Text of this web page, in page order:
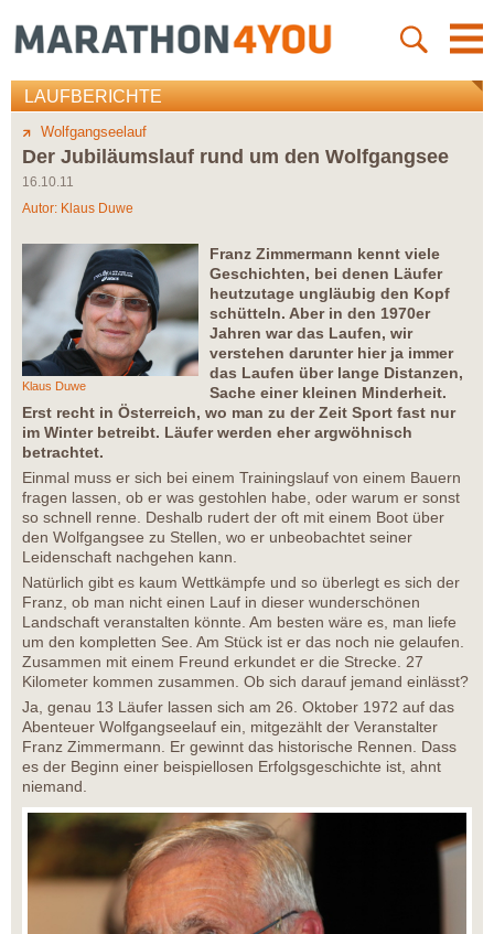
LAUFBERICHTE
Wolfgangseelauf
Der Jubiläumslauf rund um den Wolfgangsee
16.10.11
Autor: Klaus Duwe
Klaus Duwe
Franz Zimmermann kennt viele
Geschichten, bei denen Läufer
heutzutage ungläubig den Kopf
schütteln. Aber in den 1970er
Jahren war das Laufen, wir
verstehen darunter hier ja immer
das Laufen über lange Distanzen,
Sache einer kleinen Minderheit.
Erst recht in Österreich, wo man zu der Zeit Sport fast nur
im Winter betreibt. Läufer werden eher argwöhnisch
betrachtet.
Einmal muss er sich bei einem Trainingslauf von einem Bauern
fragen lassen, ob er was gestohlen habe, oder warum er sonst
so schnell renne. Deshalb rudert der oft mit einem Boot über
den Wolfgangsee zu Stellen, wo er unbeobachtet seiner
Leidenschaft nachgehen kann.
Natürlich gibt es kaum Wettkämpfe und so überlegt es sich der
Franz, ob man nicht einen Lauf in dieser wunderschönen
Landschaft veranstalten könnte. Am besten wäre es, man liefe
um den kompletten See. Am Stück ist er das noch nie gelaufen.
Zusammen mit einem Freund erkundet er die Strecke. 27
Kilometer kommen zusammen. Ob sich darauf jemand einlässt?
Ja, genau 13 Läufer lassen sich am 26. Oktober 1972 auf das
Abenteuer Wolfgangseelauf ein, mitgezählt der Veranstalter
Franz Zimmermann. Er gewinnt das historische Rennen. Dass
es der Beginn einer beispiellosen Erfolgsgeschichte ist, ahnt
niemand.